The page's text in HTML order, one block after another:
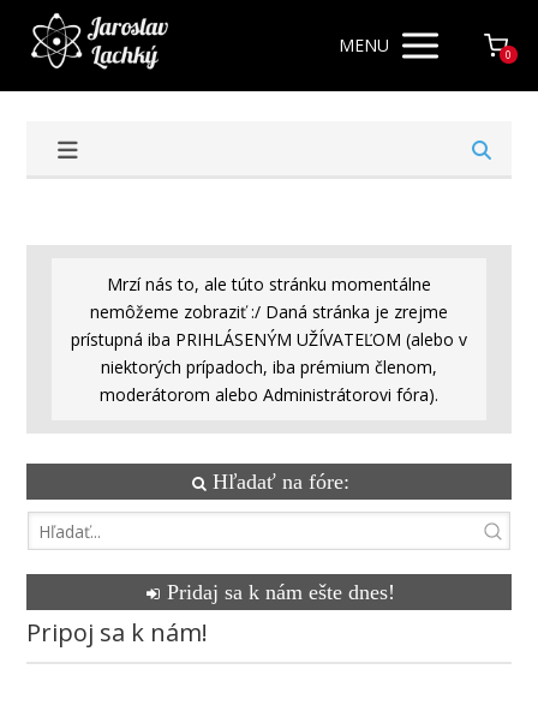
MENU 0
Mrzí nás to, ale túto stránku momentálne
nemôžeme zobraziť :/ Daná stránka je zrejme
prístupná iba PRIHLÁSENÝM UŽÍVATEĽOM (alebo v
niektorých prípadoch, iba prémium členom,
moderátorom alebo Administrátorovi fóra).
Hľadať na fóre:
Pridaj sa k nám ešte dnes!
Pripoj sa k nám!